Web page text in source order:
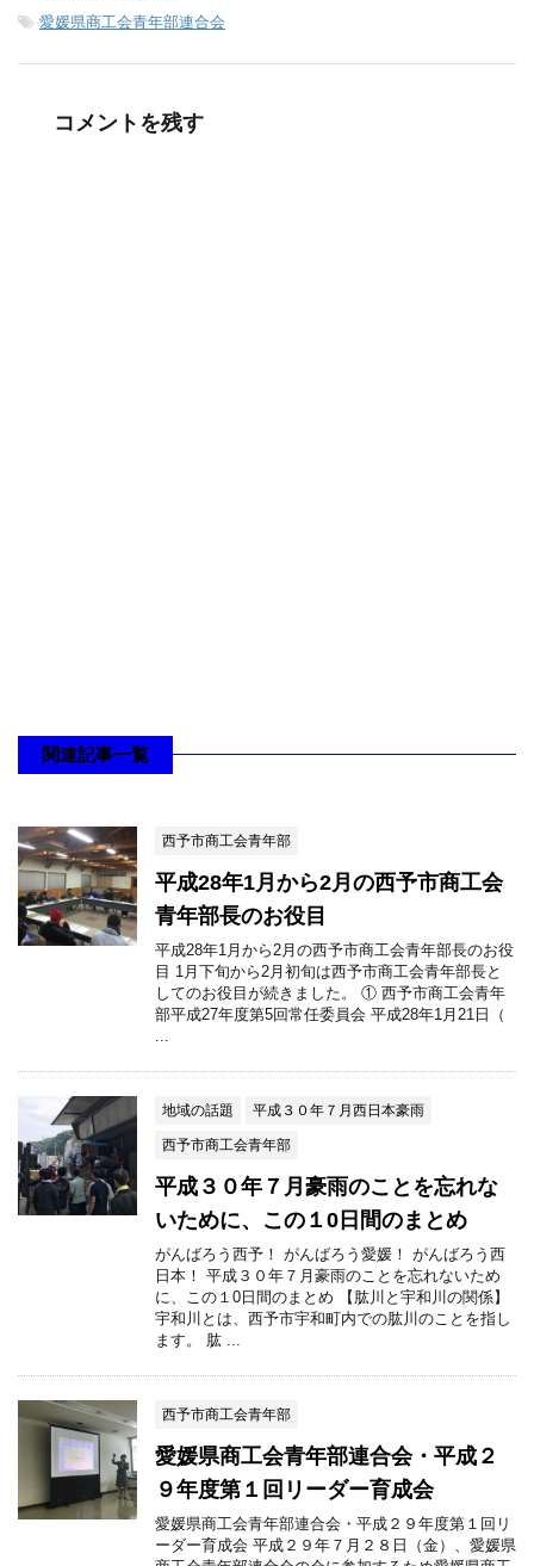
-愛媛県商工会青年部連合会
コメントを残す
関連記事一覧
西予市商工会青年部
平成28年1月から2月の西予市商工会
青年部長のお役目
平成28年1月から2月の西予市商工会青年部長のお役
目 1月下旬から2月初旬は西予市商工会青年部長と
してのお役目が続きました。 ① 西予市商工会青年
部平成27年度第5回常任委員会 平成28年1月21日（
...
地域の話題
平成３０年７月西日本豪雨
西予市商工会青年部
平成３０年７月豪雨のことを忘れな
いために、この１0日間のまとめ
がんばろう西予！ がんばろう愛媛！ がんばろう西
日本！ 平成３０年７月豪雨のことを忘れないため
に、この１0日間のまとめ 【肱川と宇和川の関係】
宇和川とは、西予市宇和町内での肱川のことを指し
ます。 肱 ...
西予市商工会青年部
愛媛県商工会青年部連合会・平成２
９年度第１回リーダー育成会
愛媛県商工会青年部連合会・平成２９年度第１回リ
ーダー育成会 平成２９年７月２８日（金）、愛媛県